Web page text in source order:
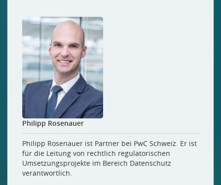
Philipp Rosenauer
Philipp Rosenauer ist Partner bei PwC Schweiz. Er ist
für die Leitung von rechtlich regulatorischen
Umsetzungsprojekte im Bereich Datenschutz
verantwortlich.